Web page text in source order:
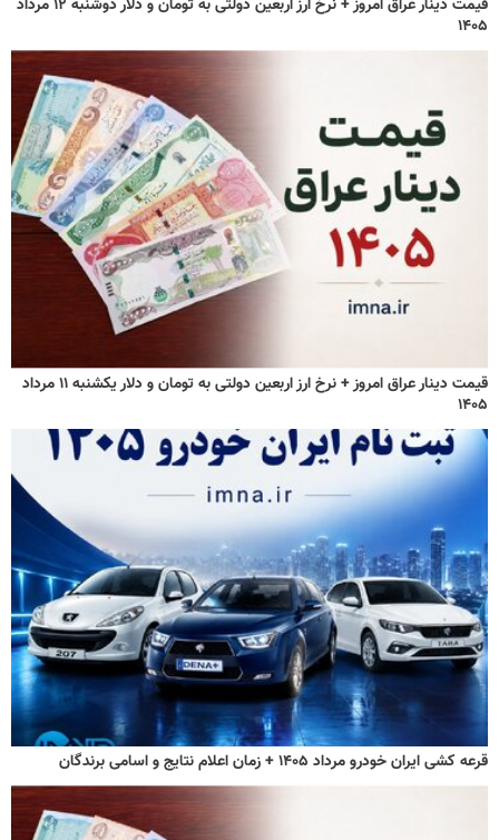
قیمت دینار عراق امروز + نرخ ارز اربعین دولتی به تومان و دلار دوشنبه ۱۲ مرداد
۱۴۰۵
قیمت دینار عراق امروز + نرخ ارز اربعین دولتی به تومان و دلار یکشنبه ۱۱ مرداد
۱۴۰۵
قرعه کشی ایران خودرو مرداد ۱۴۰۵ + زمان اعلام نتایج و اسامی برندگان